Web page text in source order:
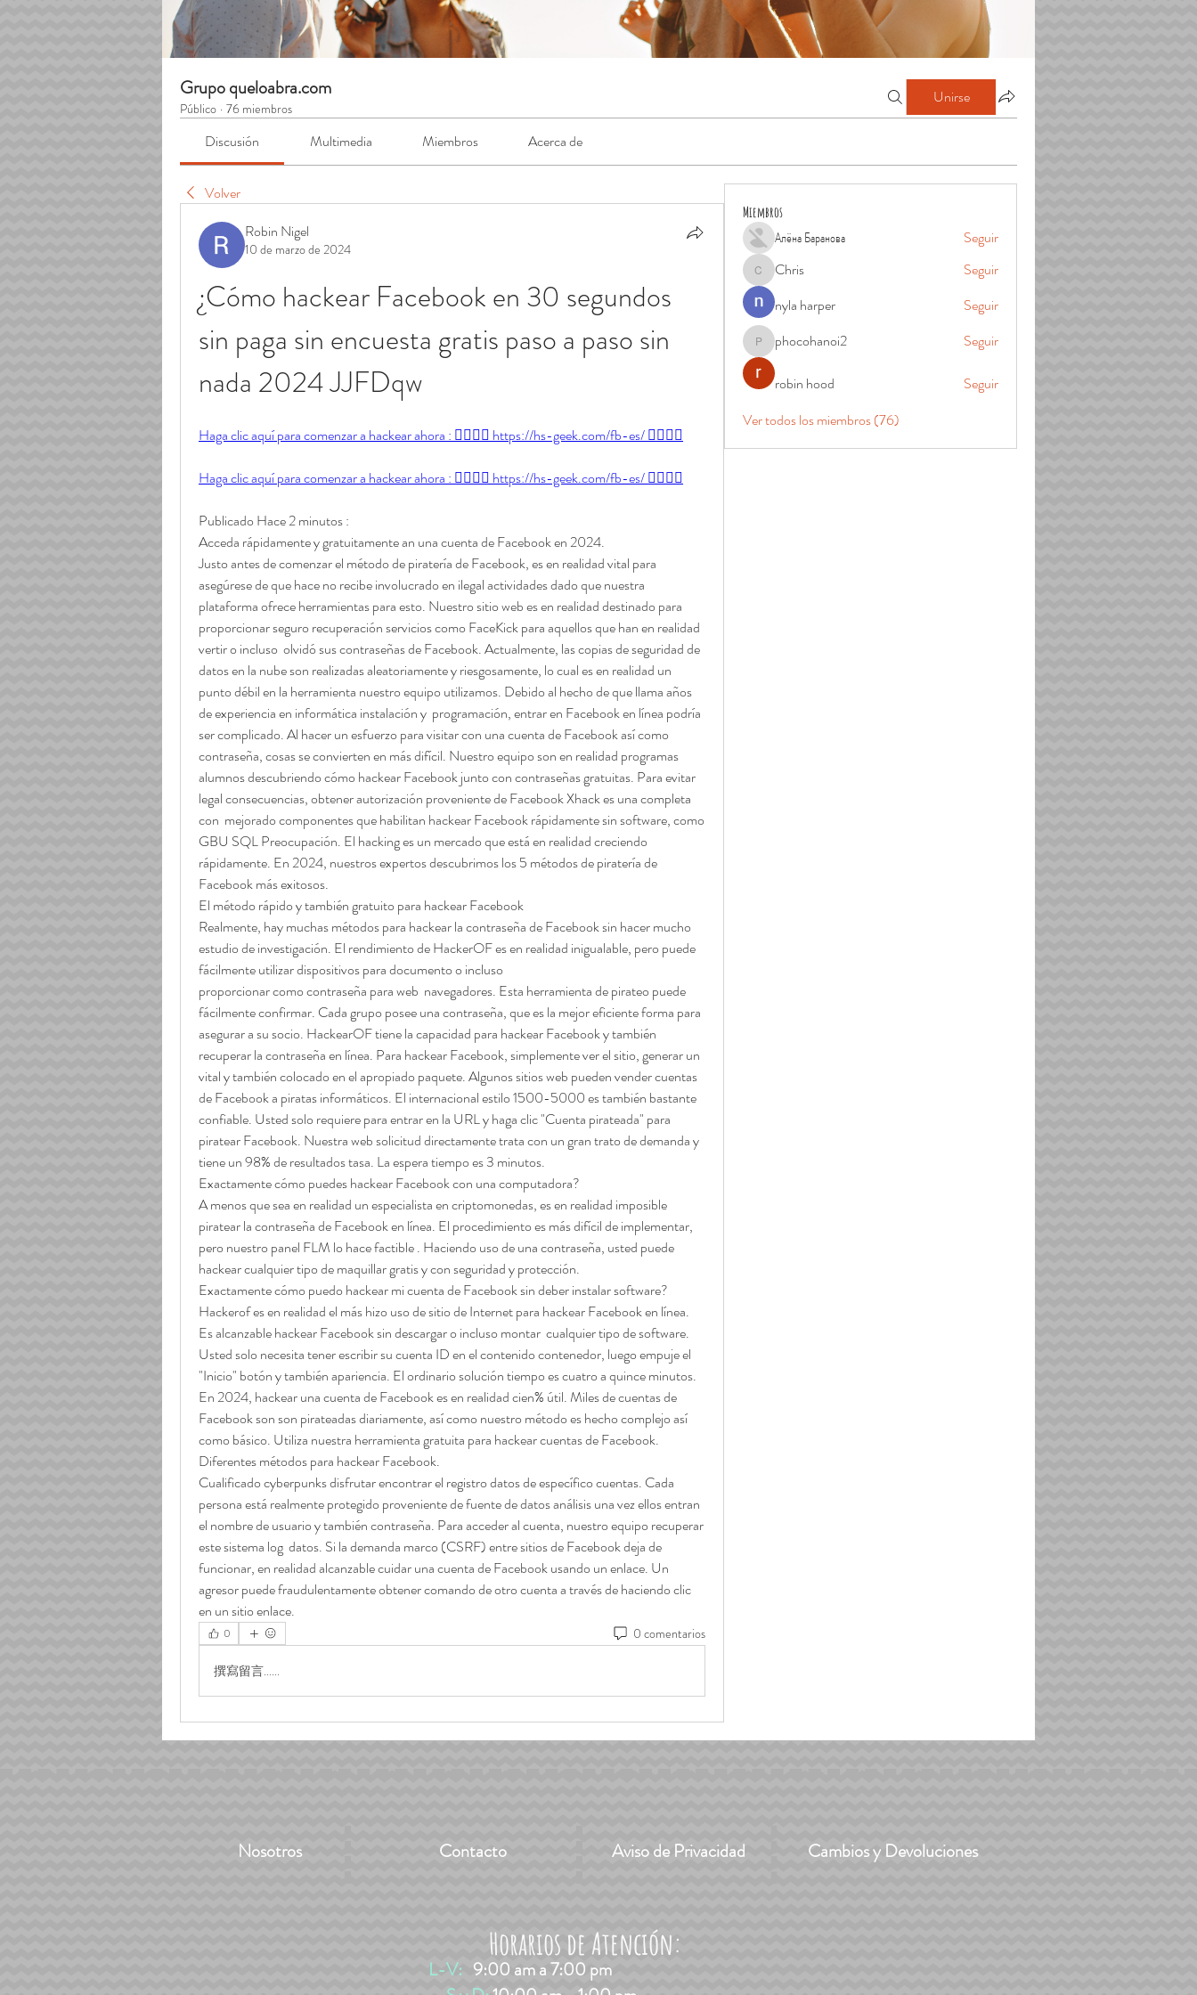
Grupo queloabra.com
Público · 76 miembros
Unirse
Discusión Multimedia Miembros Acerca de
Volver
Robin Nigel
10 de marzo de 2024
¿Cómo hackear Facebook en 30 segundos
sin paga sin encuesta gratis paso a paso sin
nada 2024 JJFDqw
Haga clic aquí para comenzar a hackear ahora : 👉🏻👉🏻 https://hs-geek.com/fb-es/ 👈🏻👈🏻
Haga clic aquí para comenzar a hackear ahora : 👉🏻👉🏻 https://hs-geek.com/fb-es/ 👈🏻👈🏻
Publicado Hace 2 minutos :
Acceda rápidamente y gratuitamente an una cuenta de Facebook en 2024.
Justo antes de comenzar el método de piratería de Facebook, es en realidad vital para
asegúrese de que hace no recibe involucrado en ilegal actividades dado que nuestra
plataforma ofrece herramientas para esto. Nuestro sitio web es en realidad destinado para
proporcionar seguro recuperación servicios como FaceKick para aquellos que han en realidad
vertir o incluso  olvidó sus contraseñas de Facebook. Actualmente, las copias de seguridad de
datos en la nube son realizadas aleatoriamente y riesgosamente, lo cual es en realidad un
punto débil en la herramienta nuestro equipo utilizamos. Debido al hecho de que llama años
de experiencia en informática instalación y  programación, entrar en Facebook en línea podría
ser complicado. Al hacer un esfuerzo para visitar con una cuenta de Facebook así como
contraseña, cosas se convierten en más difícil. Nuestro equipo son en realidad programas
alumnos descubriendo cómo hackear Facebook junto con contraseñas gratuitas. Para evitar
legal consecuencias, obtener autorización proveniente de Facebook Xhack es una completa
con  mejorado componentes que habilitan hackear Facebook rápidamente sin software, como
GBU SQL Preocupación. El hacking es un mercado que está en realidad creciendo
rápidamente. En 2024, nuestros expertos descubrimos los 5 métodos de piratería de
Facebook más exitosos.
El método rápido y también gratuito para hackear Facebook
Realmente, hay muchas métodos para hackear la contraseña de Facebook sin hacer mucho
estudio de investigación. El rendimiento de HackerOF es en realidad inigualable, pero puede
fácilmente utilizar dispositivos para documento o incluso
proporcionar como contraseña para web  navegadores. Esta herramienta de pirateo puede
fácilmente confirmar. Cada grupo posee una contraseña, que es la mejor eficiente forma para
asegurar a su socio. HackearOF tiene la capacidad para hackear Facebook y también
recuperar la contraseña en línea. Para hackear Facebook, simplemente ver el sitio, generar un
vital y también colocado en el apropiado paquete. Algunos sitios web pueden vender cuentas
de Facebook a piratas informáticos. El internacional estilo 1500-5000 es también bastante
confiable. Usted solo requiere para entrar en la URL y haga clic "Cuenta pirateada" para
piratear Facebook. Nuestra web solicitud directamente trata con un gran trato de demanda y
tiene un 98% de resultados tasa. La espera tiempo es 3 minutos.
Exactamente cómo puedes hackear Facebook con una computadora?
A menos que sea en realidad un especialista en criptomonedas, es en realidad imposible
piratear la contraseña de Facebook en línea. El procedimiento es más difícil de implementar,
pero nuestro panel FLM lo hace factible . Haciendo uso de una contraseña, usted puede
hackear cualquier tipo de maquillar gratis y con seguridad y protección.
Exactamente cómo puedo hackear mi cuenta de Facebook sin deber instalar software?
Hackerof es en realidad el más hizo uso de sitio de Internet para hackear Facebook en línea.
Es alcanzable hackear Facebook sin descargar o incluso montar  cualquier tipo de software.
Usted solo necesita tener escribir su cuenta ID en el contenido contenedor, luego empuje el
"Inicio" botón y también apariencia. El ordinario solución tiempo es cuatro a quince minutos.
En 2024, hackear una cuenta de Facebook es en realidad cien% útil. Miles de cuentas de
Facebook son son pirateadas diariamente, así como nuestro método es hecho complejo así
como básico. Utiliza nuestra herramienta gratuita para hackear cuentas de Facebook.
Diferentes métodos para hackear Facebook.
Cualificado cyberpunks disfrutar encontrar el registro datos de específico cuentas. Cada
persona está realmente protegido proveniente de fuente de datos análisis una vez ellos entran
el nombre de usuario y también contraseña. Para acceder al cuenta, nuestro equipo recuperar
este sistema log  datos. Si la demanda marco (CSRF) entre sitios de Facebook deja de
funcionar, en realidad alcanzable cuidar una cuenta de Facebook usando un enlace. Un
agresor puede fraudulentamente obtener comando de otro cuenta a través de haciendo clic
en un sitio enlace.
0 0 comentarios
撰寫留言......
Miembros
Алёна Баранова Seguir
ChrisChris
Seguir
nyla harper
Seguir
phocohanoi2
phocohanoi2 Seguir
robin hood
Seguir
Ver todos los miembros (76)
Nosotros Contacto Aviso de Privacidad Cambios y Devoluciones
L-V: 9:00 am a 7:00 pm
Horarios de Atención: